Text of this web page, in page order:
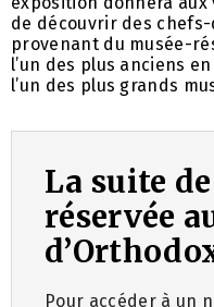
de découvrir des
provenant du musée-
l’un des plus anciens
l’un des plus grands
La suite
réservée
Pour accéder à un